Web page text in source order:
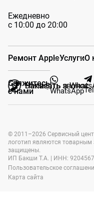
Ежедневно
с 10:00 до 20:00
Заказать звонок
Написать в
Ремонт AppleУслугиО
Свяжитесь
с нами
WhatsApp
© 2011–2026 Сервисный
логотип являются товарным
защищены.
ИП Бакши Т.А. | ИНН:
Пользовательское
Карта сайта